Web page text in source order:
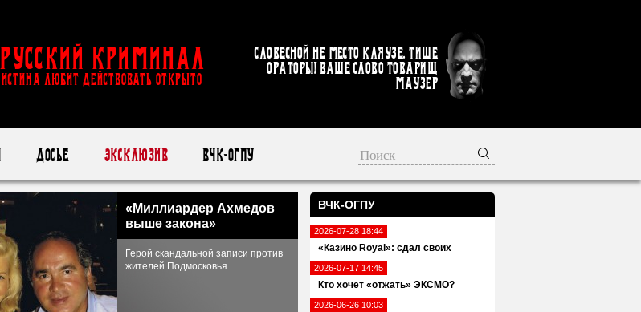
Русский Криминал
ИСТИНА ЛЮБИТ ДЕЙСТВОВАТЬ ОТКРЫТО
Словесной не место кляузе. Тише
ораторы! Ваше слово товарищ
Маузер
Досье Эксклюзив ВЧК-ОГПУ
ВЧК-ОГПУ
2026-07-28 18:44
«Казино Royal»: сдал своих
2026-07-17 14:45
Кто хочет «отжать» ЭКСМО?
2026-06-26 10:03
«Миллиардер Ахмедов
выше закона»
Герой скандальной записи против
жителей Подмосковья